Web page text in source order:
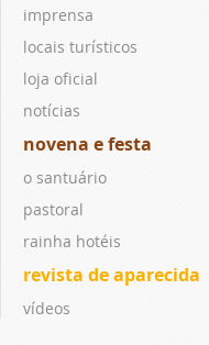
imprensa
locais turísticos
loja oficial
notícias
novena e festa
o santuário
pastoral
rainha hotéis
revista de aparecida
vídeos